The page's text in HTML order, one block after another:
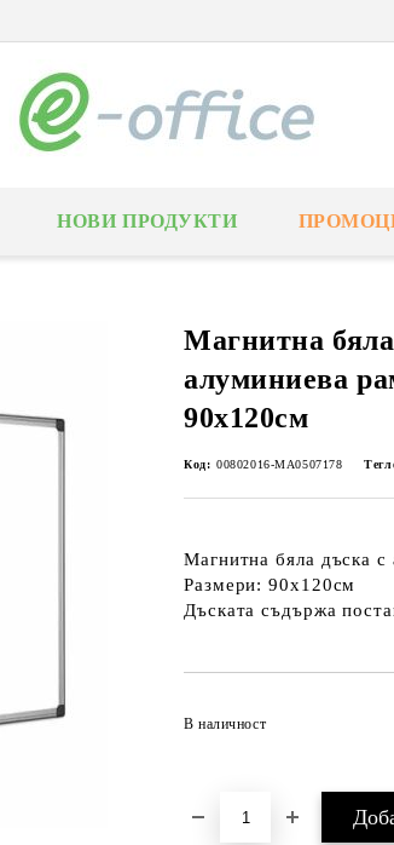
НОВИ ПРОДУКТИ
Магнитна
алуминиева
90х120см
Код: 00802016-MA0507178
Магнитна бяла дъска
Размери: 90х120см
Дъската съдържа
В наличност